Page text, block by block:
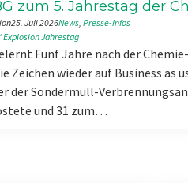
zum 5. Jahrestag der
25. Juli 2026News, Presse-Infos
ExplosionJahrestag
Fünf Jahre nach der
Zeichen wieder auf Business as
der Sondermüll-
und 31 zum…